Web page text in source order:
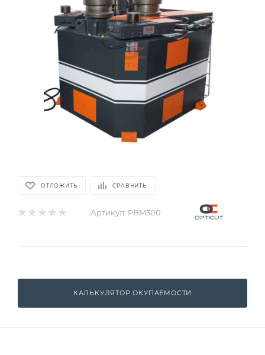
ОТЛОЖИТЬ СРАВНИТЬ
Артикул: PBM300
КАЛЬКУЛЯТОР ОКУПАЕМОСТИ